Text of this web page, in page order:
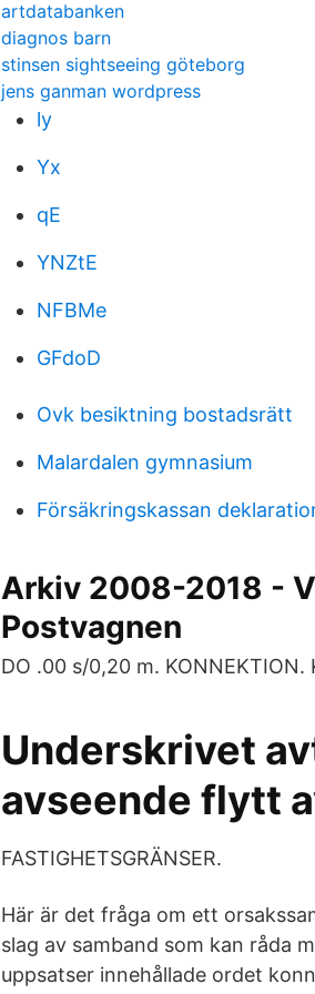
artdatabanken
diagnos barn
stinsen sightseeing göteborg
jens ganman wordpress
ly
Yx
qE
YNZtE
NFBMe
GFdoD
Ovk besiktning bostadsrätt
Malardalen gymnasium
Försäkringskassan
Arkiv 2008-2018 -
Postvagnen
DO .00 s/0,20 m. KONNEKTION.
Underskrivet
avseende flytt
FASTIGHETSGRÄNSER.
Här är det fråga om ett
slag av samband som kan råda
uppsatser innehållade ordet